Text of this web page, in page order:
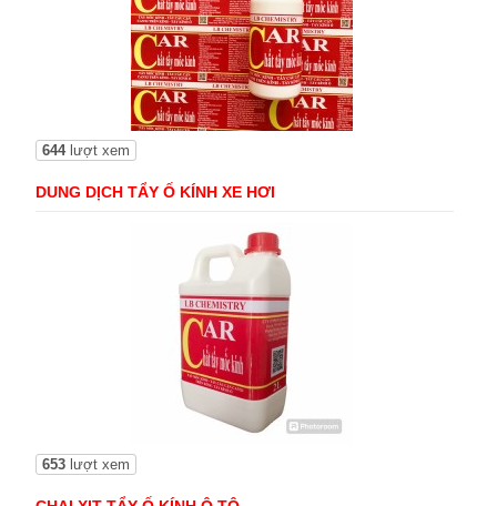
644lượt xem
DUNG DỊCH TẨY Ố KÍNH XE HƠI
653lượt xem